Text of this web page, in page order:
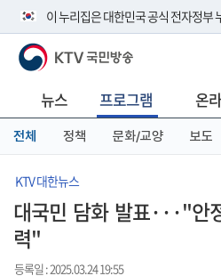
이 누리집은 대한민국 공식 전자정부
공식 누리집 주소 확인하기
니다.
이밖에 or.kr 또는 .kr등 다른 도메인
서 도메인 주소를 확인해 보세요
KTV 국민방송
뉴스 프로그램 온
전체 정책 문화/교양 보도
KTV 대한뉴스
대국민 담화 발표···"안
력"
등록일 : 2025.03.24 19:55